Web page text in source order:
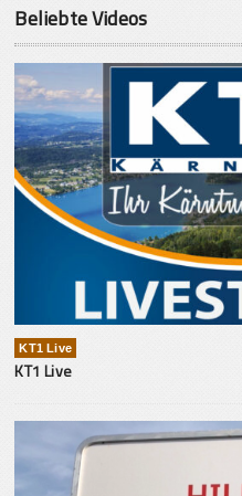
Beliebte Videos
KT1 Live
KT1 Live